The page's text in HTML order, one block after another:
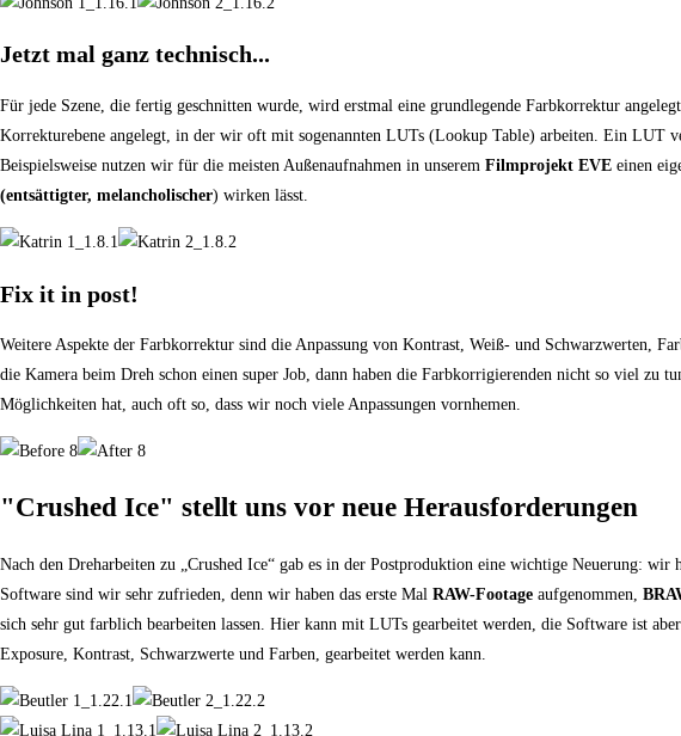
Jetzt mal ganz technisch...
Für jede Szene, die fertig geschnitten wurde, wird erstmal eine grundlegende Farbkorrektur
Korrekturebene angelegt, in der wir oft mit sogenannten LUTs (Lookup Table) arbeiten. Ein LUT
Beispielsweise nutzen wir für die meisten Außenaufnahmen in unserem Filmprojekt EVE einen
(entsättigter, melancholischer) wirken lässt.
Fix it in post!
Weitere Aspekte der Farbkorrektur sind die Anpassung von Kontrast, Weiß- und Schwarzwerten,
die Kamera beim Dreh schon einen super Job, dann haben die Farbkorrigierenden nicht so viel zu
Möglichkeiten hat, auch oft so, dass wir noch viele Anpassungen vornhemen.
"Crushed Ice" stellt uns vor neue Herausforderungen
Nach den Dreharbeiten zu „Crushed Ice“ gab es in der Postproduktion eine wichtige Neuerung:
Software sind wir sehr zufrieden, denn wir haben das erste Mal RAW-Footage aufgenommen,
sich sehr gut farblich bearbeiten lassen. Hier kann mit LUTs gearbeitet werden, die Software ist
Exposure, Kontrast, Schwarzwerte und Farben, gearbeitet werden kann.